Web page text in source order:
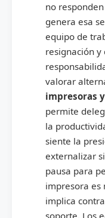
no
genera esa
equipo de
resignación y
valorar
impresoras
permite
la
siente la
externalizar
pausa para
impresora es
implica